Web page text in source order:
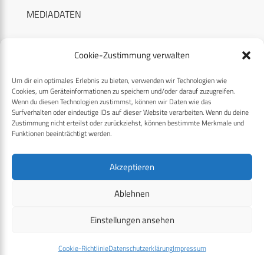
Cookie-Zustimmung verwalten
Um dir ein optimales Erlebnis zu bieten, verwenden wir Technologien wie
Cookies, um Geräteinformationen zu speichern und/oder darauf zuzugreifen.
Wenn du diesen Technologien zustimmst, können wir Daten wie das
Surfverhalten oder eindeutige IDs auf dieser Website verarbeiten. Wenn du deine
Zustimmung nicht erteilst oder zurückziehst, können bestimmte Merkmale und
Funktionen beeinträchtigt werden.
Akzeptieren
Ablehnen
Einstellungen ansehen
Cookie-RichtlinieDatenschutzerklärungImpressum
MEDIADATEN
RECHTLICHES
Datenschutzerklärung
Cookie-Richtlinie (EU)
© 2026 CPM GmbH – Alle Rechte vorbehalten